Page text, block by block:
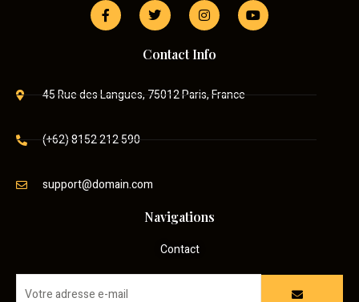
Contact Info
45 Rue des Langues, 75012 Paris, France
(+62) 8152 212 590
support@domain.com
Navigations
Contact